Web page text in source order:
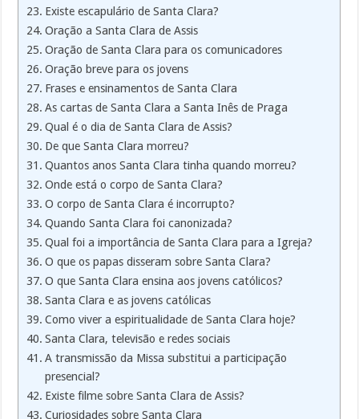
Existe escapulário de Santa Clara?
Oração a Santa Clara de Assis
Oração de Santa Clara para os comunicadores
Oração breve para os jovens
Frases e ensinamentos de Santa Clara
As cartas de Santa Clara a Santa Inês de Praga
Qual é o dia de Santa Clara de Assis?
De que Santa Clara morreu?
Quantos anos Santa Clara tinha quando morreu?
Onde está o corpo de Santa Clara?
O corpo de Santa Clara é incorrupto?
Quando Santa Clara foi canonizada?
Qual foi a importância de Santa Clara para a Igreja?
O que os papas disseram sobre Santa Clara?
O que Santa Clara ensina aos jovens católicos?
Santa Clara e as jovens católicas
Como viver a espiritualidade de Santa Clara hoje?
Santa Clara, televisão e redes sociais
A transmissão da Missa substitui a participação
presencial?
Existe filme sobre Santa Clara de Assis?
Curiosidades sobre Santa Clara